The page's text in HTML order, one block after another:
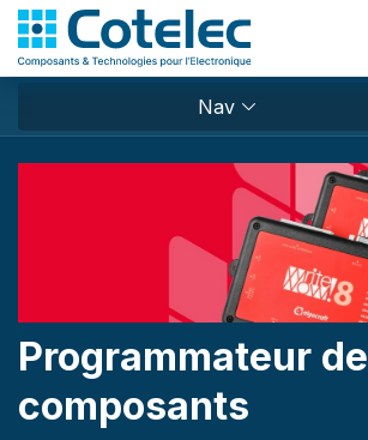
Nav
Programmateur de
composants